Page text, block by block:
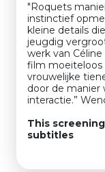
"Roquets
instinctief
kleine details
jeugdig
werk van
film moeiteloos
vrouwelijke
door de manier
interactie.”
This
subtitles